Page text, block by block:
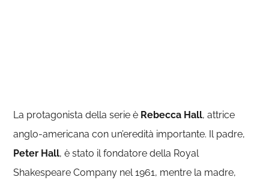
La protagonista della serie è Rebecca Hall, attrice
anglo-americana con un’eredità importante. Il padre,
Peter Hall, è stato il fondatore della Royal
Shakespeare Company nel 1961, mentre la madre,